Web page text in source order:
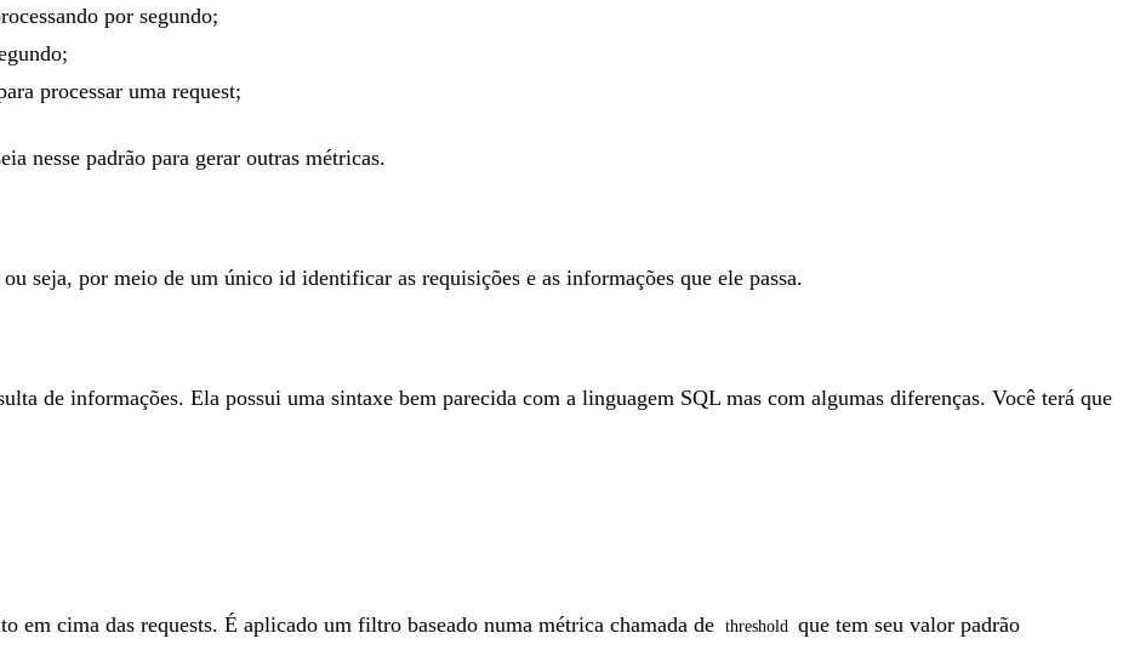
por segundo;
processar uma request;
nesse padrão para gerar outras métricas.
seja, por meio de um único id identificar as requisições e as informações que ele passa.
de informações. Ela possui uma sintaxe bem parecida com a linguagem SQL mas com algumas diferenças. Você terá que
cima das requests. É aplicado um filtro baseado numa métrica chamada de threshold que tem seu valor padrão